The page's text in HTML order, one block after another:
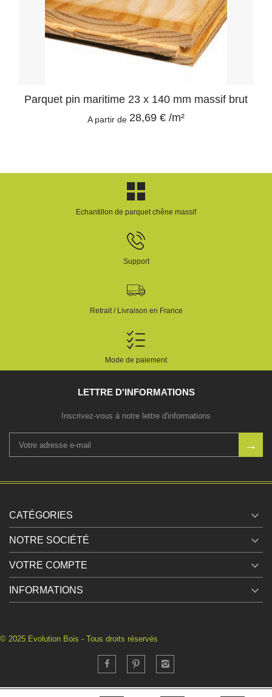
Parquet pin maritime 23 x 140 mm massif brut
A partir de 28,69 € /m²
Echantillon de parquet chêne massif
Support
Retrait / Livraison en France
Mode de paiement
LETTRE D'INFORMATIONS
Inscrivez-vous à notre lettre d'informations
CATÉGORIES 
NOTRE SOCIÉTÉ 
VOTRE COMPTE 
INFORMATIONS 
© 2025 Evolution Bois - Tous droits réservés